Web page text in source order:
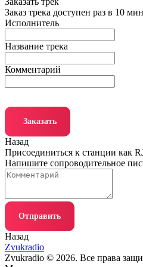
Заказ трека доступен раз в 10
Исполнитель
Название трека
Комментарий
Заказать
Назад
Присоединиться к станции как
Напишите сопроводительное
Отправить
Назад
Zvukradio
Zvukradio © 2026. Все права